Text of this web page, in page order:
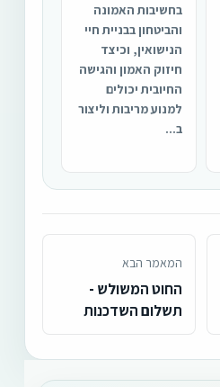
בחשיבות האמונה
והביטחון בבניית חיי
הנישואין, וכיצד
חיזוק האמון והגישה
החיובית יכולים
למנוע מריבות וליצור
ב...
המאמר הבא
החוט המשולש -
תשלום השדכנות